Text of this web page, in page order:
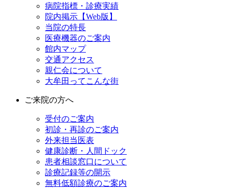
病院指標・診療実績
院内掲示【Web版】
当院の特長
医療機器のご案内
館内マップ
交通アクセス
親仁会について
大牟田ってこんな街
ご来院の方へ
受付のご案内
初診・再診のご案内
外来担当医表
健康診断・人間ドック
患者相談窓口について
診療記録等の開示
無料低額診療のご案内